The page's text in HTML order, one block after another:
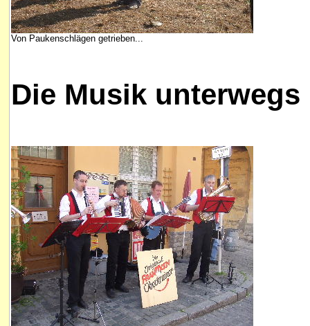
Von Paukenschlägen getrieben...
Die Musik unterwegs